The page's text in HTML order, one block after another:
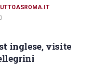
inglese, visite